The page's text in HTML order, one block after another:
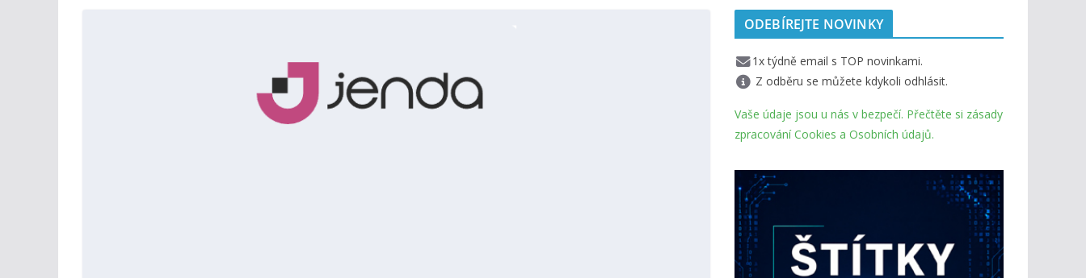
ODEBÍREJTE NOVINKY
1x týdně email s TOP novinkami.
Z odběru se můžete kdykoli odhlásit.
Vaše údaje jsou u nás v bezpečí. Přečtěte si zásady
zpracování Cookies a Osobních údajů.